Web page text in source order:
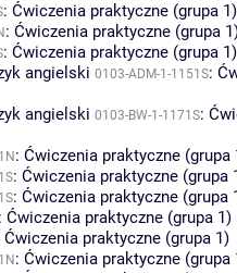
: Ćwiczenia praktyczne (grupa 1)
: Ćwiczenia praktyczne (grupa
: Ćwiczenia praktyczne (grupa 1)
angielski 0103-ADM-1-1151S:
angielski 0103-BW-1-1171S:
: Ćwiczenia praktyczne (grupa
: Ćwiczenia praktyczne (grupa
: Ćwiczenia praktyczne (grupa
: Ćwiczenia praktyczne (grupa 1)
Ćwiczenia praktyczne (grupa 1)
: Ćwiczenia praktyczne (grupa